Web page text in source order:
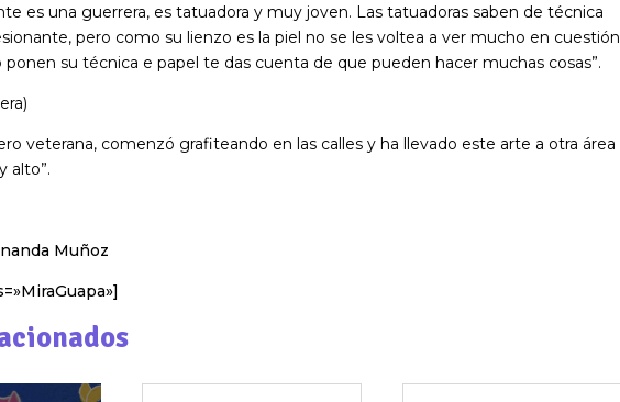
es una guerrera, es tatuadora y muy joven. Las tatuadoras saben de técnica
pero como su lienzo es la piel no se les voltea a ver mucho en cuestión
ponen su técnica e papel te das cuenta de que pueden hacer muchas cosas”.
veterana, comenzó grafiteando en las calles y ha llevado este arte a otra área
alto”.
Muñoz